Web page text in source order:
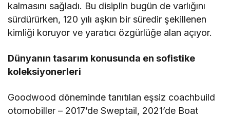
kalmasını sağladı. Bu disiplin bugün de varlığını
sürdürürken, 120 yılı aşkın bir süredir şekillenen
kimliği koruyor ve yaratıcı özgürlüğe alan açıyor.
Dünyanın tasarım konusunda en sofistike
koleksiyonerleri
Goodwood döneminde tanıtılan eşsiz coachbuild
otomobiller – 2017’de Sweptail, 2021’de Boat